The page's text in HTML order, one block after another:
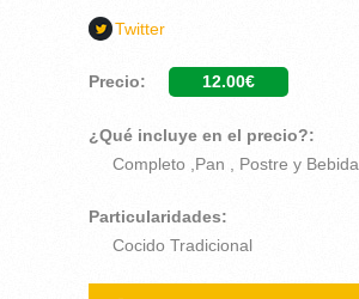
Twitter
Precio: 12.00€
¿Qué incluye en el precio?:
Completo ,Pan , Postre y Bebida
Particularidades:
Cocido Tradicional